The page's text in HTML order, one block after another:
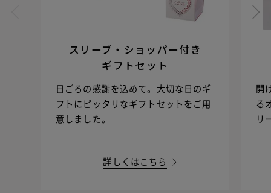
スリーブ・ショッパー付き
ギフトセット
日ごろの感謝を込めて。大切な日のギ
フトにピッタリなギフトセットをご用
意しました。
詳しくはこちら
開
る
リ